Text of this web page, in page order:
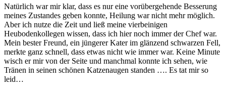
Natürlich war mir klar, dass es nur eine vorübergehende Besserung
meines Zustandes geben konnte, Heilung war nicht mehr möglich.
Aber ich nutze die Zeit und ließ meine vierbeinigen
Heubodenkollegen wissen, dass ich hier noch immer der Chef war.
Mein bester Freund, ein jüngerer Kater im glänzend schwarzen Fell,
merkte ganz schnell, dass etwas nicht wie immer war. Keine Minute
wisch er mir von der Seite und manchmal konnte ich sehen, wie
Tränen in seinen schönen Katzenaugen standen …. Es tat mir so
leid…